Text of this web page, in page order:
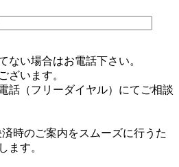
ない場合はお電話下さい。
ざいます。
話（フリーダイヤル）にてご相談
済時のご案内をスムーズに行うた
ます。